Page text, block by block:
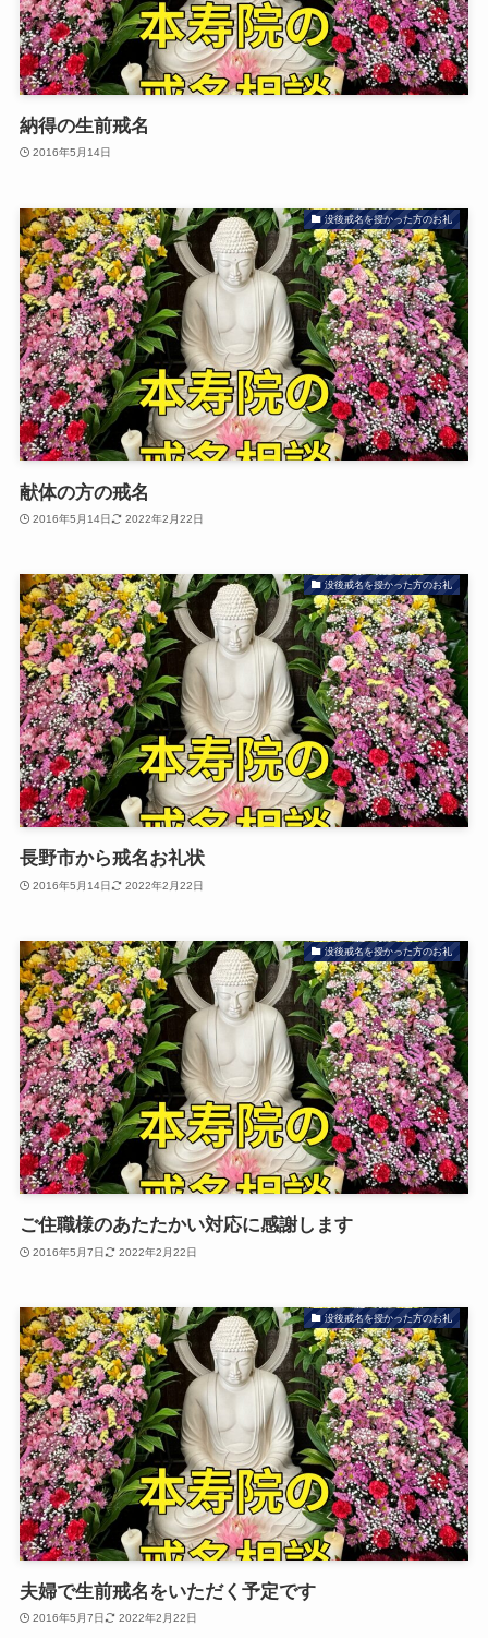
納得の生前戒名
2016年5月14日
没後戒名を授かった方のお礼
献体の方の戒名
2016年5月14日 2022年2月22日
没後戒名を授かった方のお礼
長野市から戒名お礼状
2016年5月14日 2022年2月22日
没後戒名を授かった方のお礼
ご住職様のあたたかい対応に感謝します
2016年5月7日 2022年2月22日
没後戒名を授かった方のお礼
夫婦で生前戒名をいただく予定です
2016年5月7日 2022年2月22日